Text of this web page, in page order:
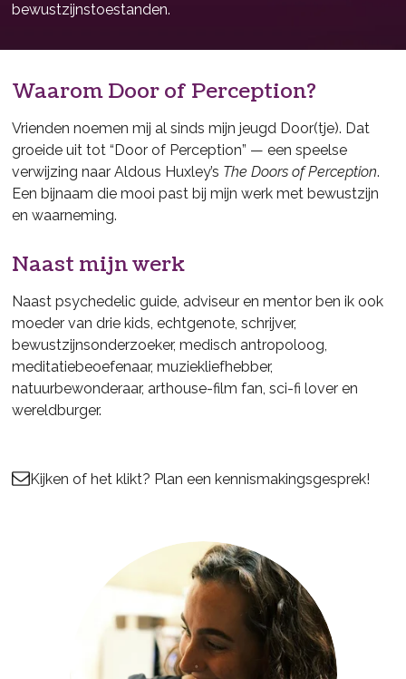
bewustzijnstoestanden.
Waarom Door of Perception?
Vrienden noemen mij al sinds mijn jeugd Door(tje). Dat
groeide uit tot “Door of Perception” — een speelse
verwijzing naar Aldous Huxley’s The Doors of Perception.
Een bijnaam die mooi past bij mijn werk met bewustzijn
en waarneming.
Naast mijn werk
Naast psychedelic guide, adviseur en mentor ben ik ook
moeder van drie kids, echtgenote, schrijver,
bewustzijnsonderzoeker, medisch antropoloog,
meditatiebeoefenaar, muziekliefhebber,
natuurbewonderaar, arthouse-film fan, sci-fi lover en
wereldburger.
Kijken of het klikt? Plan een kennismakingsgesprek!